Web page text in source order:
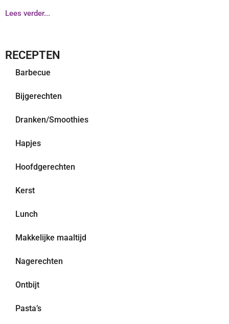
Lees verder...
RECEPTEN
Barbecue
Bijgerechten
Dranken/Smoothies
Hapjes
Hoofdgerechten
Kerst
Lunch
Makkelijke maaltijd
Nagerechten
Ontbijt
Pasta’s